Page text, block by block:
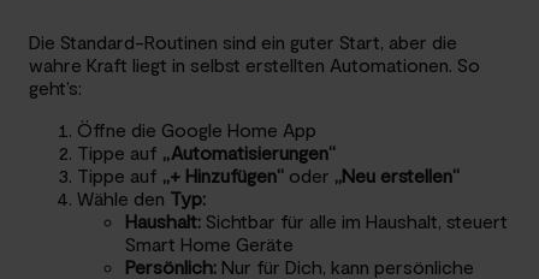
Die Standard-Routinen sind ein guter Start, aber die
wahre Kraft liegt in selbst erstellten Automationen. So
geht’s:
Öffne die Google Home App
Tippe auf „Automatisierungen“
Tippe auf „+ Hinzufügen“ oder „Neu erstellen“
Wähle den Typ:
Haushalt: Sichtbar für alle im Haushalt, steuert
Smart Home Geräte
Persönlich: Nur für Dich, kann persönliche